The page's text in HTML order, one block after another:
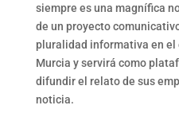
siempre es una magnífica
de un proyecto
pluralidad informativa en el
Murcia y servirá como
difundir el relato de sus
noticia.